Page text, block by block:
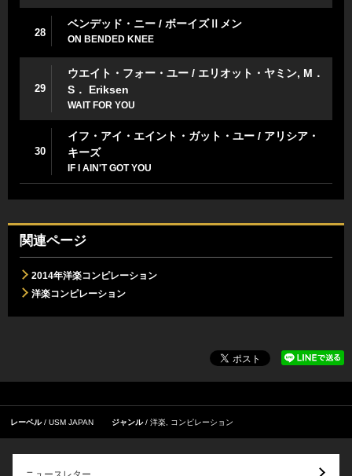
28
ベンデッド・ニー / ボーイズⅡメン
ON BENDED KNEE
29
ウエイト・フォー・ユー / エリオット・ヤミン, M．
S． Eriksen
WAIT FOR YOU
30
イフ・アイ・エイント・ガット・ユー / アリシア・
キーズ
IF I AIN'T GOT YOU
関連ページ
2014年洋楽コンピレーション
洋楽コンピレーション
レーベル USM JAPAN ジャンル 洋楽 コンピレーション